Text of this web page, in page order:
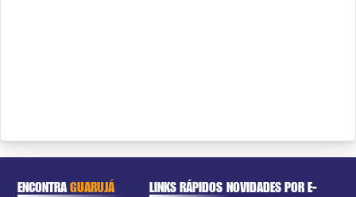
ENCONTRAGUARUJÁ LINKS RÁPIDOS NOVIDADES POR E-